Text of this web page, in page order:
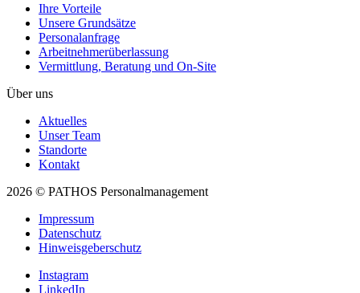
Ihre Vorteile
Unsere Grundsätze
Personal­anfrage
Arbeitnehmer­überlassung
Vermittlung, Beratung und On-Site
Über uns
Aktuelles
Unser Team
Standorte
Kontakt
2026 © PATHOS Personalmanagement
Impressum
Datenschutz
Hinweisgeberschutz
Instagram
LinkedIn